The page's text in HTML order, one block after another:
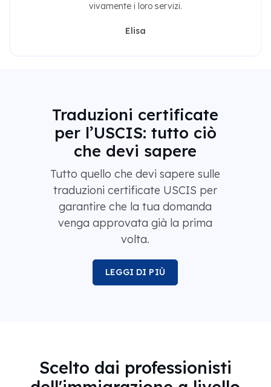
vivamente i loro servizi.
Elisa
Traduzioni certificate
per l’USCIS: tutto ciò
che devi sapere
Tutto quello che devi sapere sulle
traduzioni certificate USCIS per
garantire che la tua domanda
venga approvata già la prima
volta.
LEGGI DI PIÙ
Scelto dai professionisti